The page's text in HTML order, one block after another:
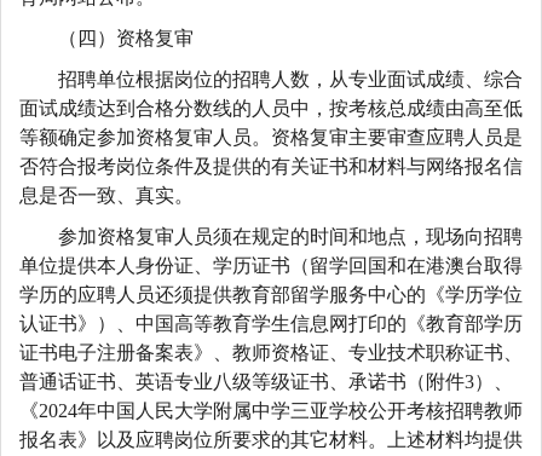
（四）资格复审
招聘单位根据岗位的招聘人数，从专业面试成绩、综合
面试成绩达到合格分数线的人员中，按考核总成绩由高至低
等额确定参加资格复审人员。资格复审主要审查应聘人员是
否符合报考岗位条件及提供的有关证书和材料与网络报名信
息是否一致、真实。
参加资格复审人员须在规定的时间和地点，现场向招聘
单位提供本人身份证、学历证书（留学回国和在港澳台取得
学历的应聘人员还须提供教育部留学服务中心的《学历学位
认证书》）、中国高等教育学生信息网打印的《教育部学历
证书电子注册备案表》、教师资格证、专业技术职称证书、
普通话证书、英语专业八级等级证书、承诺书（附件3）、
《2024年中国人民大学附属中学三亚学校公开考核招聘教师
报名表》以及应聘岗位所要求的其它材料。上述材料均提供